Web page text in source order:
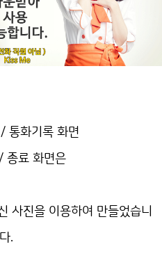
통화기록 화면
종료 화면은
사진을 이용하여 만들었습니
다.